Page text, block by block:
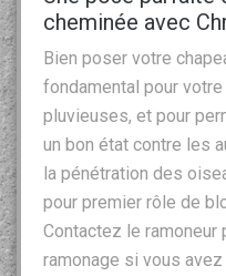
cheminée avec
Bien poser votre
fondamental pour
pluvieuses, et pour
un bon état contre les
la pénétration des
pour premier rôle de
Contactez le
ramonage si vous